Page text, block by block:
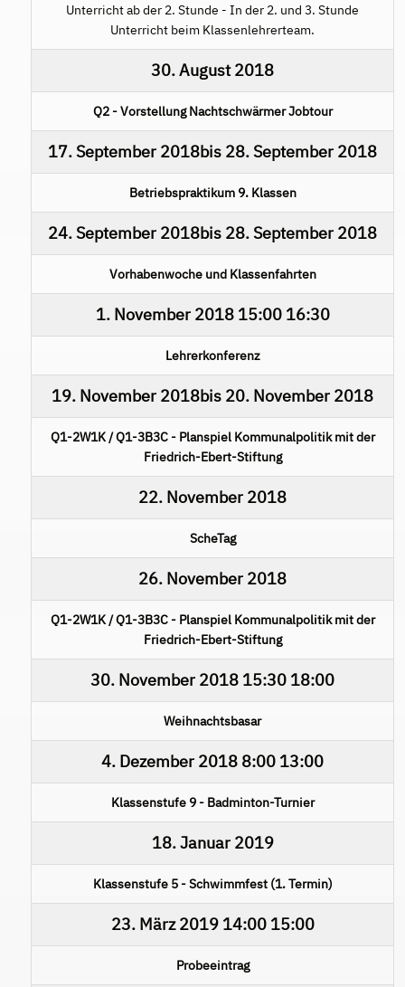
Unterricht ab der 2. Stunde - In der 2. und 3. Stunde
Unterricht beim Klassenlehrerteam.
30. August 2018
Q2 - Vorstellung Nachtschwärmer Jobtour
17. September 2018bis 28. September 2018
Betriebspraktikum 9. Klassen
24. September 2018bis 28. September 2018
Vorhabenwoche und Klassenfahrten
1. November 201815:00 16:30
Lehrerkonferenz
19. November 2018bis 20. November 2018
Q1-2W1K / Q1-3B3C - Planspiel Kommunalpolitik mit der
Friedrich-Ebert-Stiftung
22. November 2018
ScheTag
26. November 2018
Q1-2W1K / Q1-3B3C - Planspiel Kommunalpolitik mit der
Friedrich-Ebert-Stiftung
30. November 2018 15:30 18:00
Weihnachtsbasar
4. Dezember 2018 8:00 13:00
Klassenstufe 9 - Badminton-Turnier
18. Januar 2019
Klassenstufe 5 - Schwimmfest (1. Termin)
23. März 201914:00 15:00
Probeeintrag